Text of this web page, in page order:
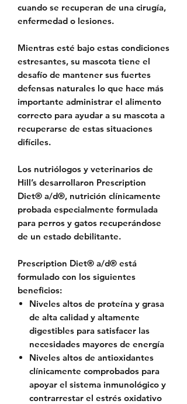
cuando se recuperan de una cirugía,
enfermedad o lesiones.
Mientras esté bajo estas condiciones
estresantes, su mascota tiene el
desafío de mantener sus fuertes
defensas naturales lo que hace más
importante administrar el alimento
correcto para ayudar a su mascota a
recuperarse de estas situaciones
difíciles.
Los nutriólogos y veterinarios de
Hill’s desarrollaron Prescription
Diet® a/d®, nutrición clínicamente
probada especialmente formulada
para perros y gatos recuperándose
de un estado debilitante.
Prescription Diet® a/d® está
formulado con los siguientes
beneficios:
Niveles altos de proteína y grasa
de alta calidad y altamente
digestibles para satisfacer las
necesidades mayores de energía
Niveles altos de antioxidantes
clínicamente comprobados para
apoyar el sistema inmunológico y
contrarrestar el estrés oxidativo